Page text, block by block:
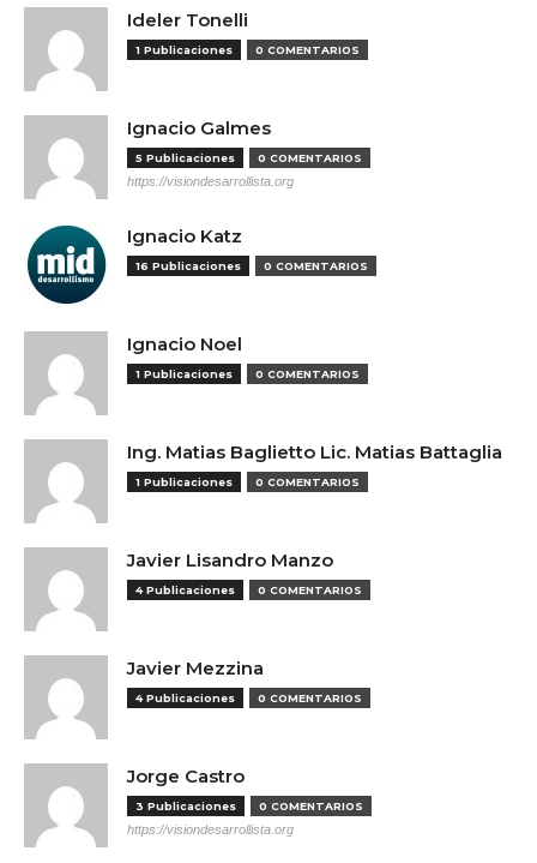
Ideler Tonelli
1 Publicaciones 0 COMENTARIOS
Ignacio Galmes
5 Publicaciones 0 COMENTARIOS
https://visiondesarrollista.org
Ignacio Katz
16 Publicaciones 0 COMENTARIOS
Ignacio Noel
1 Publicaciones 0 COMENTARIOS
Ing. Matias Baglietto Lic. Matias Battaglia
1 Publicaciones 0 COMENTARIOS
Javier Lisandro Manzo
4 Publicaciones 0 COMENTARIOS
Javier Mezzina
4 Publicaciones 0 COMENTARIOS
Jorge Castro
3 Publicaciones 0 COMENTARIOS
https://visiondesarrollista.org